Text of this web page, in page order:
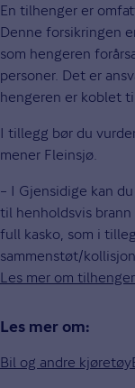
En tilhenger er
Denne forsikringen
som hengeren
personer. Det er
hengeren er koblet
I tillegg bør du
mener Fleinsjø.
– I Gjensidige kan
til henholdsvis
full kasko, som i
sammenstøt/
Les mer om
Les mer om:
Bil og andre kjøretøy